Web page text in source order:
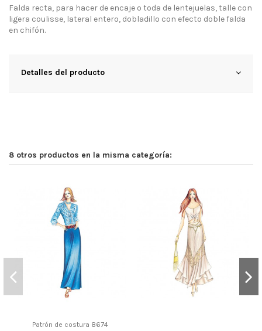
Falda recta, para hacer de encaje o toda de lentejuelas, talle con
ligera coulisse, lateral entero, dobladillo con efecto doble falda
en chifón.
Detalles del producto
8 otros productos en la misma categoría:
Patrón de costura 8674